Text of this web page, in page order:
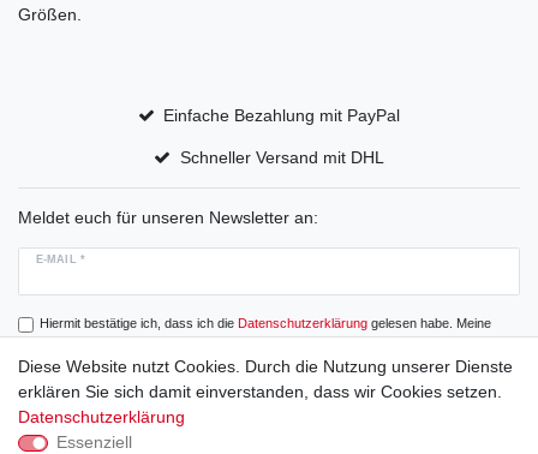
Größen.
Einfache Bezahlung mit PayPal
Schneller Versand mit DHL
Meldet euch für unseren Newsletter an:
E-MAIL *
Hiermit bestätige ich, dass ich die Daten­schutz­erklärunggelesen habe. Meine
Einwilligung kann ich jederzeit widerrufen.
Abonnieren
Diese Website nutzt Cookies. Durch die Nutzung unserer Dienste
erklären Sie sich damit einverstanden, dass wir Cookies setzen.
Datenschutzerklärung
Essenziell